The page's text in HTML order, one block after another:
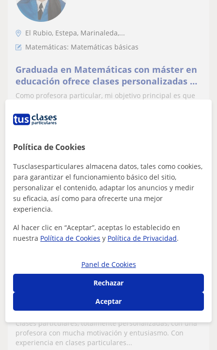
El Rubio, Estepa, Marinaleda,...
Matemáticas: Matemáticas básicas
Graduada en Matemáticas con máster en
educación ofrece clases personalizadas a
todos los niveles
Como profesora particular, mi objetivo principal es que
adaptando la clase a sus necesidades...
Asuncion
Primaria
Profesora titulada imparte clases de
refuerzo en primaria
Clases particulares, totalmente personalizadas, con una
profesora con mucha motivación y entusiasmo. Con
experiencia en clases particulares...
Política de Cookies
Tusclasesparticulares almacena datos, tales como cookies,
para garantizar el funcionamiento básico del sitio,
personalizar el contenido, adaptar los anuncios y medir
su eficacia, así como para ofrecerte una mejor
experiencia.
Al hacer clic en “Aceptar”, aceptas lo establecido en
nuestra Política de Cookies y Política de Privacidad.
Panel de Cookies
Rechazar
Aceptar